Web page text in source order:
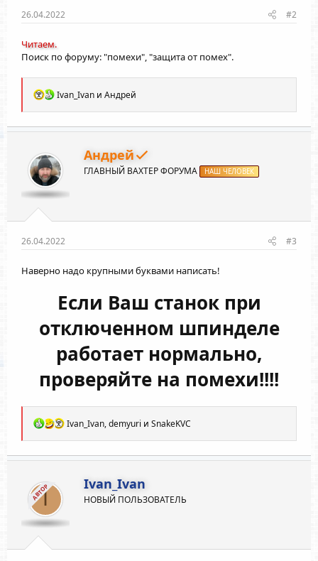
26.04.2022 #2
Читаем.
Поиск по форуму: "помехи", "защита от помех".
Р
а
к
и
:
Ivan_Ivan и Андрей
Андрей
ГЛАВНЫЙ ВАХТЕР ФОРУМА НАШ ЧЕЛОВЕК
26.04.2022 #3
Наверно надо крупными буквами написать!
Если Ваш станок при
отключенном шпинделе
работает нормально,
проверяйте на помехи!!!!
Р
а
к
Ivan_Ivan,demyuri и SnakeKVC
АВТОР
I
Ivan_Ivan
НОВЫЙ ПОЛЬЗОВАТЕЛЬ